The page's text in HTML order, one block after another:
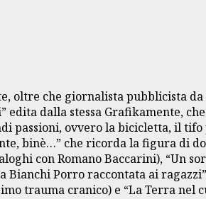
che giornalista pubblicista
dalla stessa Grafikamente,
passioni, ovvero la bicicletta, il
binè…” che ricorda la figura di
con Romano Baccarini), “Un
Porro raccontata ai
trauma cranico) e “La Terra nel